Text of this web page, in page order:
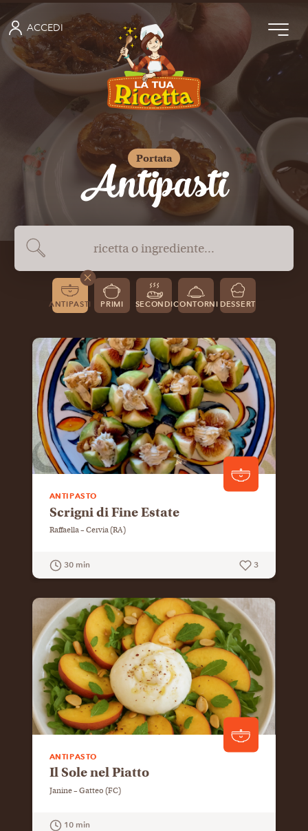
ACCEDI
Portata
Antipasti
ANTIPASTI PRIMI SECONDICONTORNI DESSERT
ANTIPASTO
Scrigni di Fine Estate
Raffaella – Cervia (RA)
30 min 3
ANTIPASTO
Il Sole nel Piatto
Janine – Gatteo (FC)
10 min